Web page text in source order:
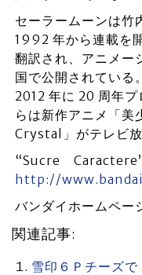
セーラームーンは竹
1992 年から連載を
翻訳され、アニメー
国で公開されている。
2012 年に 20 周年
らは新作アニメ「美
Crystal」がテレビ放
“Sucre Caractere”
http://
バンダイホームペー
関連記事:
雪印６Ｐチーズ